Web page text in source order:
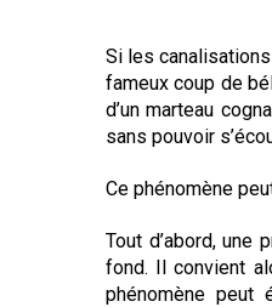
Si les
fameux coup de
d’un marteau
sans pouvoir
Ce phénomène
Tout d’abord, une
fond. Il convient
phénomène peut